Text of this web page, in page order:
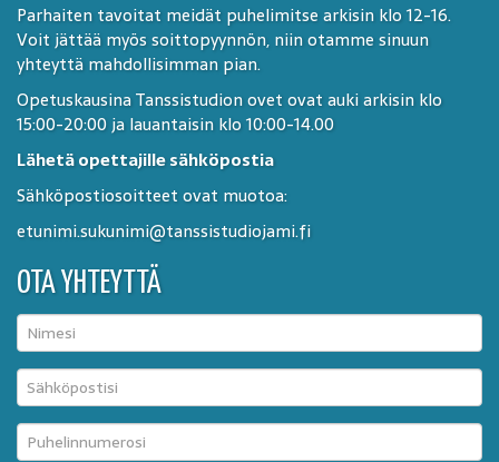
Parhaiten tavoitat meidät puhelimitse arkisin klo 12-16.
Voit jättää myös soittopyynnön, niin otamme sinuun
yhteyttä mahdollisimman pian.
Opetuskausina Tanssistudion ovet ovat auki arkisin klo
15:00-20:00 ja lauantaisin klo 10:00-14.00
Lähetä opettajille sähköpostia
Sähköpostiosoitteet ovat muotoa:
etunimi.sukunimi@tanssistudiojami.fi
OTA YHTEYTTÄ